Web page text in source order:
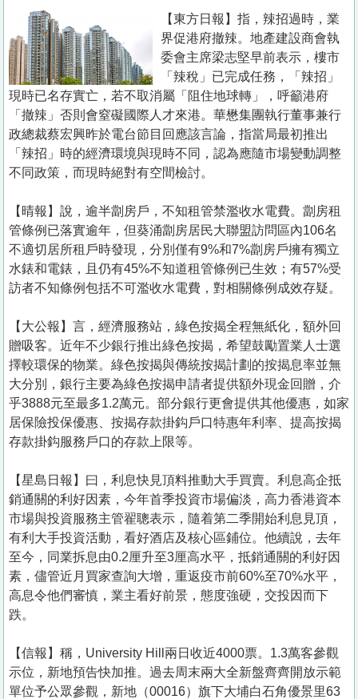
置
業
手
冊
關
於
我
們
【東方日報】指，辣招過時，業
界促港府撤辣。地產建設商會執
委會主席梁志堅早前表示，樓市
「辣稅」已完成任務，「辣招」
現時已名存實亡，若不取消屬「阻住地球轉」，呼籲港府
「撤辣」否則會窒礙國際人才來港。華懋集團執行董事兼行
政總裁蔡宏興昨於電台節目回應該言論，指當局最初推出
「辣招」時的經濟環境與現時不同，認為應隨市場變動調整
不同政策，而現時絕對有空間檢討。
【晴報】說，逾半劏房戶，不知租管禁濫收水電費。劏房租
管條例已落實逾年，但葵涌劏房居民大聯盟訪問區內106名
不適切居所租戶時發現，分別僅有9%和7%劏房戶擁有獨立
水錶和電錶，且仍有45%不知道租管條例已生效；有57%受
訪者不知條例包括不可濫收水電費，對相關條例成效存疑。
【大公報】言， 經濟服務站，綠色按揭全程無紙化，額外回
贈吸客。近年不少銀行推出綠色按揭，希望鼓勵置業人士選
擇較環保的物業。綠色按揭與傳統按揭計劃的按揭息率並無
大分別，銀行主要為綠色按揭申請者提供額外現金回贈，介
乎3888元至最多1.2萬元。部分銀行更會提供其他優惠，如家
居保險投保優惠、按揭存款掛鈎戶口特惠年利率、提高按揭
存款掛鈎服務戶口的存款上限等。
【星島日報】曰，利息快見頂料推動大手買賣。利息高企抵
銷通關的利好因素，今年首季投資市場偏淡，高力香港資本
市場與投資服務主管翟聰表示，隨着第二季開始利息見頂，
有利大手投資活動，看好酒店及核心區鋪位。他續說，去年
至今，同業拆息由0.2厘升至3厘高水平，抵銷通關的利好因
素，儘管近月買家查詢大增，重返疫市前60%至70%水平，
高息令他們審慎，業主看好前景，態度強硬，交投因而下
跌。
【信報】稱，University Hill兩日收近4000票。1.3萬客參觀
示位，新地預告快加推。過去周末兩大全新盤齊齊開放示範
單位予公眾參觀，新地（00016）旗下大埔白石角優景里63